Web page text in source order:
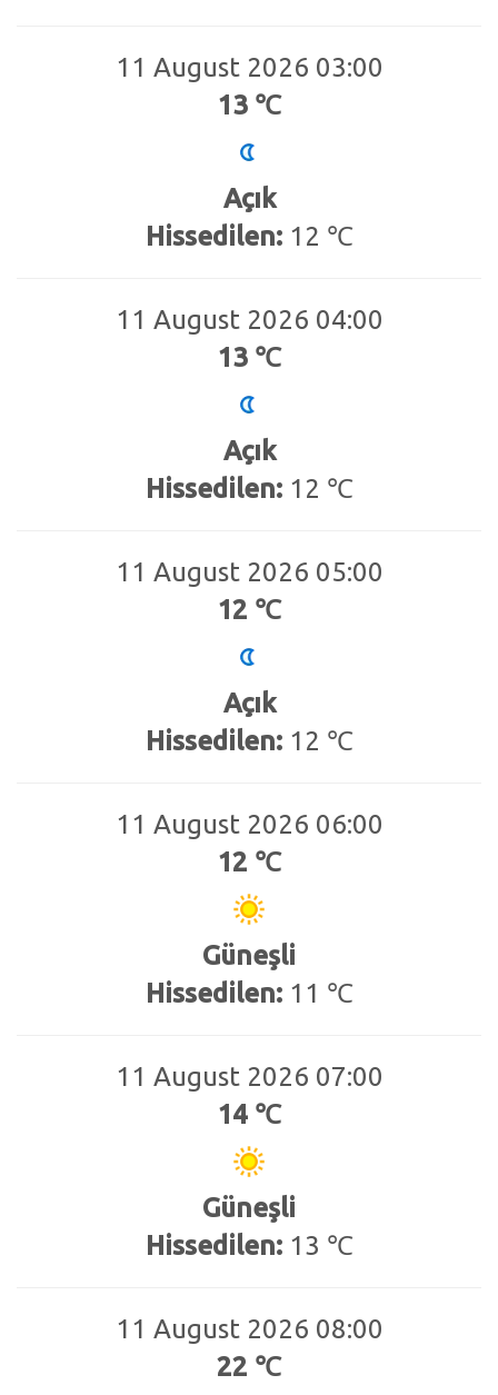
11 August 2026 03:00
13 ℃
Açık
Hissedilen:12 ℃
11 August 2026 04:00
13 ℃
Açık
Hissedilen:12 ℃
11 August 2026 05:00
12 ℃
Açık
Hissedilen:12 ℃
11 August 2026 06:00
12 ℃
Güneşli
Hissedilen:11 ℃
11 August 2026 07:00
14 ℃
Güneşli
Hissedilen:13 ℃
11 August 2026 08:00
22 ℃